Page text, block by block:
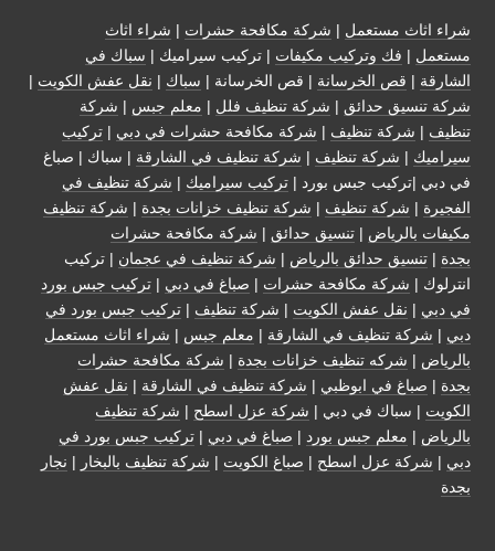
شراء اثاث مستعمل | شركة مكافحة حشرات | شراء اثاث
مستعمل | فك وتركيب مكيفات | تركيب سيراميك | سباك في
الشارقة | قص الخرسانة | قص الخرسانة | سباك | نقل عفش الكويت |
شركة تنسيق حدائق | شركة تنظيف فلل | معلم جبس | شركة
تنظيف | شركة تنظيف | شركة مكافحة حشرات في دبي | تركيب
سيراميك | شركة تنظيف | شركة تنظيف في الشارقة | سباك | صباغ
في دبي |تركيب جبس بورد | تركيب سيراميك | شركة تنظيف في
الفجيرة | شركة تنظيف | شركة تنظيف خزانات بجدة | شركة تنظيف
مكيفات بالرياض | تنسيق حدائق | شركة مكافحة حشرات
بجدة | تنسيق حدائق بالرياض | شركة تنظيف في عجمان | تركيب
انترلوك | شركة مكافحة حشرات | صباغ في دبي | تركيب جبس بورد
في دبي | نقل عفش الكويت | شركة تنظيف | تركيب جبس بورد في
دبي | شركة تنظيف في الشارقة | معلم جبس | شراء اثاث مستعمل
بالرياض | شركه تنظيف خزانات بجدة | شركة مكافحة حشرات
بجدة | صباغ في ابوظبي | شركة تنظيف في الشارقة | نقل عفش
الكويت | سباك في دبي | شركة عزل اسطح | شركة تنظيف
بالرياض | معلم جبس بورد | صباغ في دبي | تركيب جبس بورد في
دبي | شركة عزل اسطح | صباغ الكويت | شركة تنظيف بالبخار | نجار
بجدة